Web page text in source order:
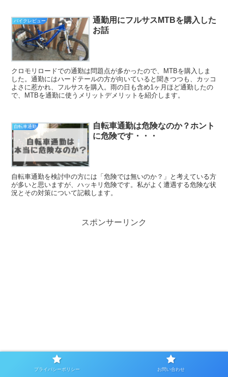
バイクレビュー
通勤用にフルサスMTBを購入した
お話
クロモリロードでの通勤は問題点が多かったので、MTBを購入しま
した。通勤にはハードテールの方が向いていると聞きつつも、カッコ
よさに惹かれ、フルサスを購入。雨の日も含め1ヶ月ほど通勤したの
で、MTBを通勤に使うメリットデメリットを紹介します。
自転車通勤
自転車通勤は危険なのか？ホント
に危険です・・・
自転車通勤を検討中の方には「危険では無いのか？」と考えている方
が多いと思いますが、ハッキリ危険です。私がよく遭遇する危険な状
況とその対策について記載します。
スポンサーリンク
プライバシーポリシー お問い合わせ